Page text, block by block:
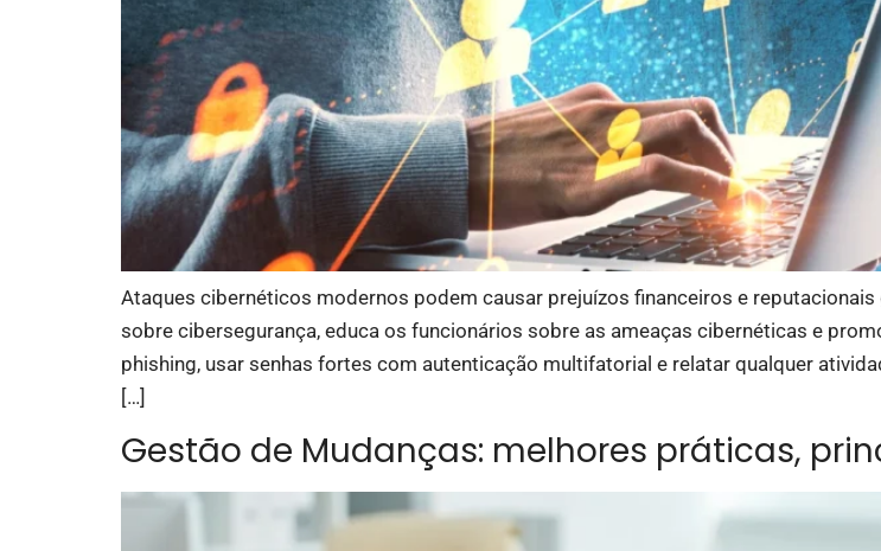
Ataques cibernéticos modernos podem causar prejuízos financeiros e
sobre cibersegurança, educa os funcionários sobre as ameaças cibernéticas e
phishing, usar senhas fortes com autenticação multifatorial e relatar qualquer
[…]
Gestão de Mudanças: melhores práticas,